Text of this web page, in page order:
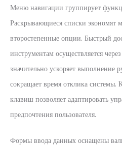
Меню навигации группирует
Раскрывающиеся списки экономят
второстепенные опции. Быстрый
инструментам осуществляется
значительно ускоряет выполнение
сокращает время отклика системы.
клавиш позволяет адаптировать
предпочтения пользователя.
Формы ввода данных оснащены